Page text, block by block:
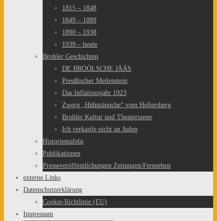
1815 – 1848
1849 – 1889
1890 – 1938
1939 – heute
Brohler Geschichten
DE BRÖÖLSCHE JÄÄS
Preußischer Meilenstein
Das Inflationsjahr 1923
Zwerg „Hühmännche“ vom Hellersberg
Brohler Kultur und Theaterszene
Ich verkaufe nicht an Juden
Historientafeln
Publikationen
Presseveröffentlichungen Zeitungen/Fernsehen
externe Links
Datenschutzerklärung
Cookie-Richtlinie (EU)
Impressum